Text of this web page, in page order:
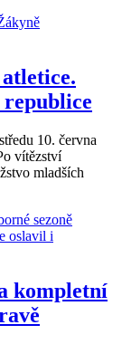
republice
10. června
vítězství
mladších
kompletní